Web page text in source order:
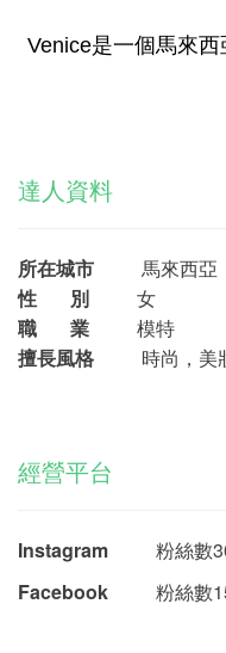
Venice是一個馬來
達人資料
所在城市 馬來西亞
性 別 女
職 業 模特
擅長風格 時尚，美
經營平台
Instagram 粉絲數
Facebook 粉絲數